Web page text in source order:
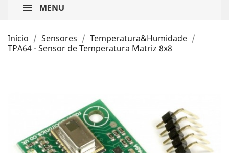
MENU
Início Sensores
Temperatura&Humidade
TPA64 - Sensor de Temperatura Matriz 8x8